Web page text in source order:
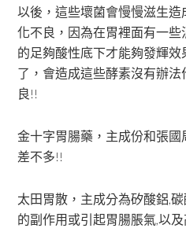
以後，這些壞菌會慢慢滋生
化不良，因為在胃裡面有一
的足夠酸性底下才能夠發輝
了，會造成這些酵素沒有辦
良!!
金十字胃腸藥，主成份和張
差不多!!
太田胃散，主成分為矽酸鋁,
的副作用或引起胃腸脹氣,以